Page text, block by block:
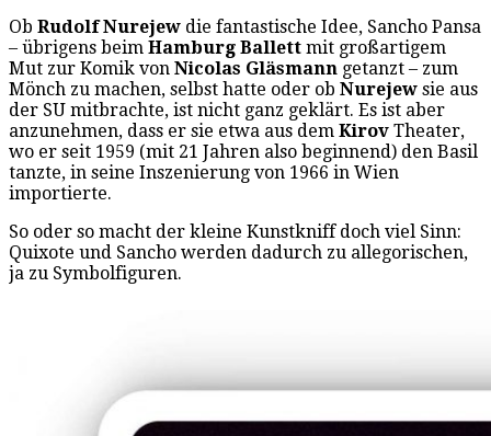
Ob Rudolf Nurejew die fantastische Idee, Sancho Pansa
– übrigens beim Hamburg Ballett mit großartigem
Mut zur Komik von Nicolas Gläsmann getanzt – zum
Mönch zu machen, selbst hatte oder ob Nurejew sie aus
der SU mitbrachte, ist nicht ganz geklärt. Es ist aber
anzunehmen, dass er sie etwa aus dem Kirov Theater,
wo er seit 1959 (mit 21 Jahren also beginnend) den Basil
tanzte, in seine Inszenierung von 1966 in Wien
importierte.
So oder so macht der kleine Kunstkniff doch viel Sinn:
Quixote und Sancho werden dadurch zu allegorischen,
ja zu Symbolfiguren.